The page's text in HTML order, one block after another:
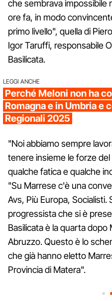
che sembrava impossibile
ore fa, in modo
primo livello", quella di
Igor Taruffi, responsabile
Basilicata.
LEGGI ANCHE
Perché Meloni non ha
Romagna e in Umbria e
Regionali 2025
"Noi abbiamo sempre
tenere insieme le forze
qualche fatica e qualche
"Su Marrese c'è una
Avs, Più Europa,
progressista che si è
Basilicata è la quarta dopo
Abruzzo. Questo è lo
che già hanno eletto
Provincia di Matera".